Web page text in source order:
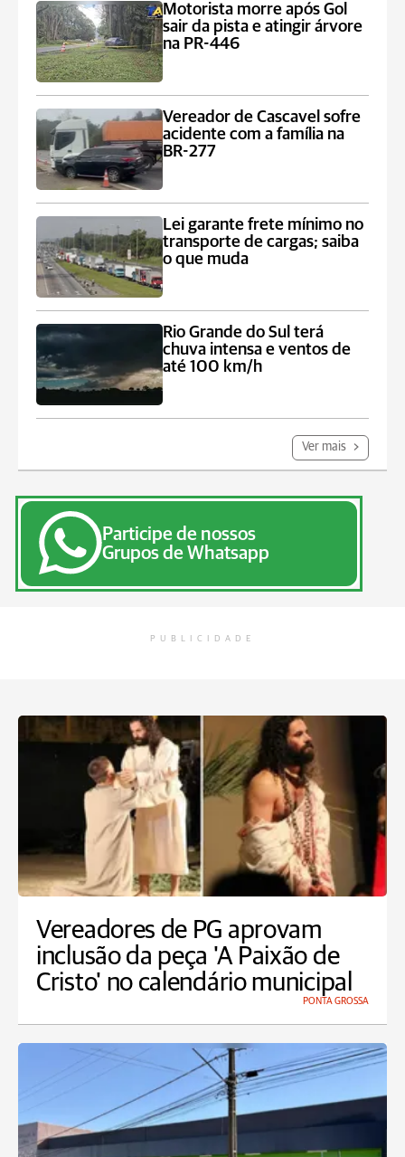
Motorista morre após Gol
sair da pista e atingir árvore
na PR-446
Vereador de Cascavel sofre
acidente com a família na
BR-277
Lei garante frete mínimo no
transporte de cargas; saiba
o que muda
Rio Grande do Sul terá
chuva intensa e ventos de
até 100 km/h
Ver mais
Participe de nossos
Grupos de Whatsapp
PUBLICIDADE
Vereadores de PG aprovam
inclusão da peça 'A Paixão de
Cristo' no calendário municipal
PONTA GROSSA